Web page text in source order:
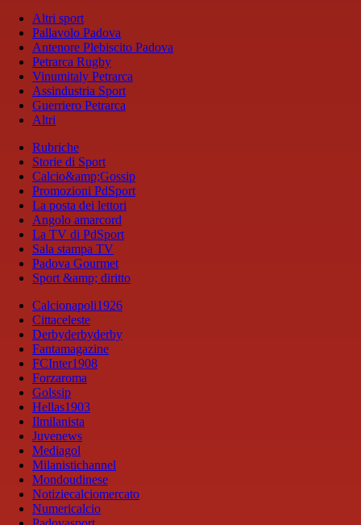
Altri sport
Pallavolo Padova
Antenore Plebiscito Padova
Petrarca Rugby
Vinumitaly Petrarca
Assindustria Sport
Guerriero Petrarca
Altri
Rubriche
Storie di Sport
Calcio&amp;Gossip
Promozioni PdSport
La posta dei lettori
Angolo amarcord
La TV di PdSport
Sala stampa TV
Padova Gourmet
Sport &amp; diritto
Calcionapoli1926
Cittaceleste
Derbyderbyderby
Fantamagazine
FCInter1908
Forzaroma
Golssip
Hellas1903
Ilmilanista
Juvenews
Mediagol
Milanistichannel
Mondoudinese
Notiziecalciomercato
Numericalcio